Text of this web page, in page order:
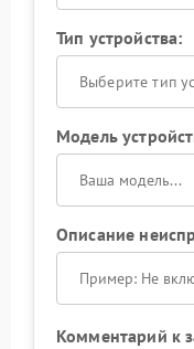
Тип устройства:
Выберите тип
Модель
Описание
Комментарий к